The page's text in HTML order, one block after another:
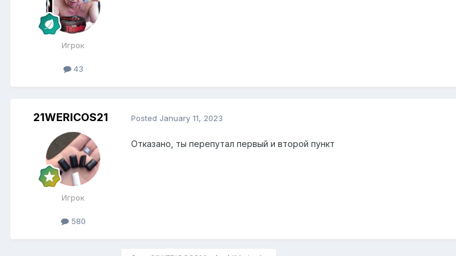
Игрок
43
21WERICOS21
Игрок
580
Posted January 11, 2023
Отказано, ты перепутал первый и второй пункт